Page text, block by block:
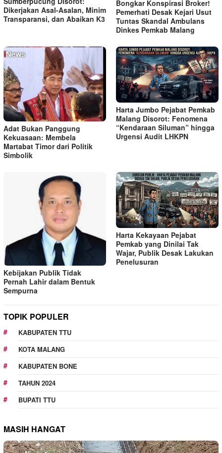
Dikerjakan Asal-Asalan, Minim
Transparansi, dan Abaikan K3
Bongkar Konspirasi Broker!
Pemerhati Desak Kejari Usut
Tuntas Skandal Ambulans
Dinkes Pemkab Malang
Adat Bukan Panggung
Kekuasaan: Membela
Martabat Timor dari Politik
Simbolik
Harta Jumbo Pejabat Pemkab
Malang Disorot: Fenomena
“Kendaraan Siluman” hingga
Urgensi Audit LHKPN
Kebijakan Publik Tidak
Pernah Lahir dalam Bentuk
Sempurna
Harta Kekayaan Pejabat
Pemkab yang Dinilai Tak
Wajar, Publik Desak Lakukan
Penelusuran
TOPIK POPULER
KABUPATEN TTU
KOTA MALANG
KABUPATEN BONE
TAHUN 2024
BUPATI TTU
MASIH HANGAT